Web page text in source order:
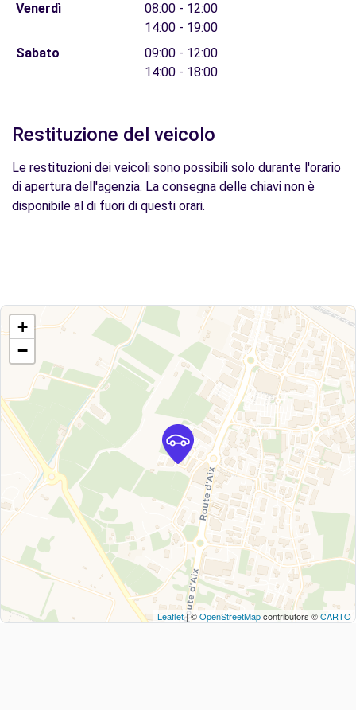
Venerdì
08:00 - 12:00
14:00 - 19:00
Sabato
09:00 - 12:00
14:00 - 18:00
Restituzione del veicolo
Le restituzioni dei veicoli sono possibili solo durante l'orario
di apertura dell'agenzia. La consegna delle chiavi non è
disponibile al di fuori di questi orari.
+
−
Leaflet| ©OpenStreetMapcontributors ©CARTO